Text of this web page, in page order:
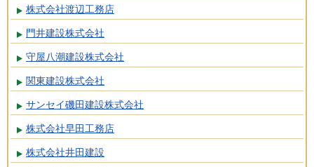
株式会社渡辺工務店
門井建設株式会社
守屋八潮建設株式会社
関東建設株式会社
サンセイ磯田建設株式会社
株式会社早田工務店
株式会社井田建設